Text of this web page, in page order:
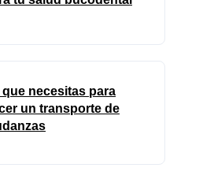
que necesitas para
un transporte de